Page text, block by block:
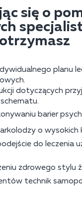
się o
otrzymasz
planu
dotyczących
barier
o wysokich
do leczenia
zdrowego stylu
technik